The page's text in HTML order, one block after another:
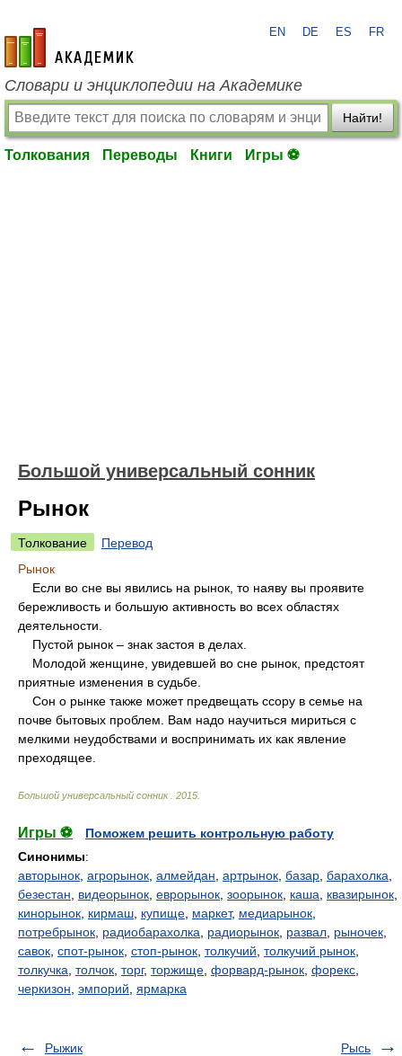
academic.ru
EN DE ES FR
Словари и энциклопедии на Академике
Найти!
Толкования Переводы Книги Игры ⚽
Большой универсальный сонник
Рынок
Толкование
Перевод
Рынок
Если во сне вы явились на рынок, то наяву вы проявите
бережливость и большую активность во всех областях
деятельности.
Пустой рынок – знак застоя в делах.
Молодой женщине, увидевшей во сне рынок, предстоят
приятные изменения в судьбе.
Сон о рынке также может предвещать ссору в семье на
почве бытовых проблем. Вам надо научиться мириться с
мелкими неудобствами и воспринимать их как явление
преходящее.
Большой универсальный сонник 2015
Игры ⚽
Поможем решить контрольную работу
Синонимы:
авторынок агрорынок алмейдан артрынок базар барахолка
безестан
видеорынок еврорынок зоорынок каша квазирынок
кинорынок кирмаш купище маркет, медиарынок
потребрынок радиобарахолка радиорынок развал рыночек
савок спот-рынок стоп-рынок толкучий толкучий рынок
толкучка толчок торг, торжище форвард-рынок форекс
черкизон эмпорий ярмарка
Рыжик Рысь